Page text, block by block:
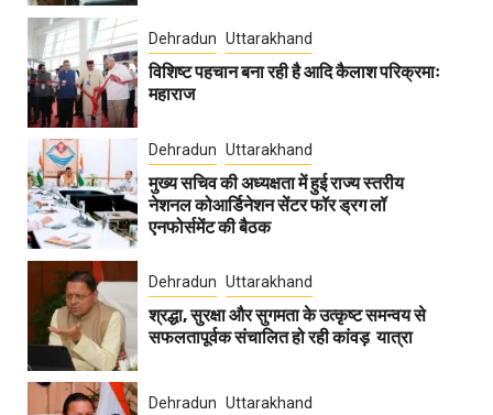
Dehradun Uttarakhand
विशिष्ट पहचान बना रही है आदि कैलाश परिक्रमाः
महाराज
Dehradun Uttarakhand
मुख्य सचिव की अध्यक्षता में हुई राज्य स्तरीय
नेशनल कोआर्डिनेशन सेंटर फॉर ड्रग लॉ
एनफोर्समेंट की बैठक
Dehradun Uttarakhand
श्रद्धा, सुरक्षा और सुगमता के उत्कृष्ट समन्वय से
सफलतापूर्वक संचालित हो रही कांवड़ यात्रा
Dehradun Uttarakhand